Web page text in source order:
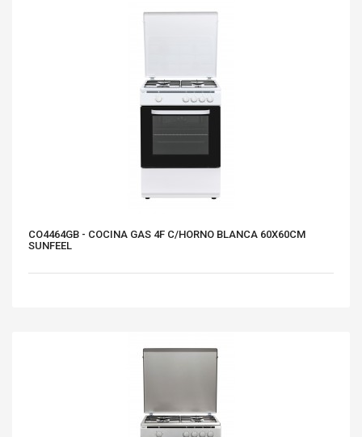
CO4464GB - COCINA GAS 4F C/HORNO BLANCA 60X60CM
SUNFEEL